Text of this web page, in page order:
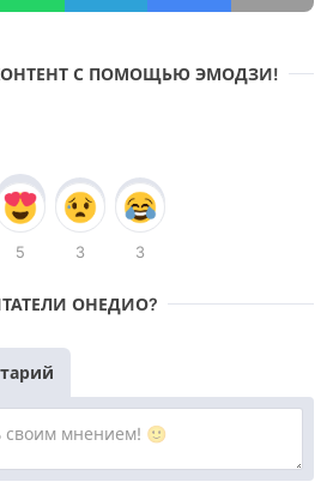
С ПОМОЩЬЮ ЭМОДЗИ!
5 3 3
ОНЕДИО?